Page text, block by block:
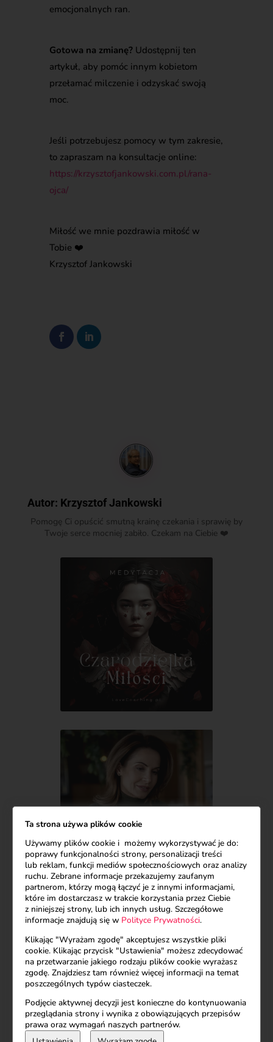
emocjonalnych ran.
Gotowa na zmianę?Udostępnij ten
artykuł, aby pomóc innym kobietom
przełamać milczenie i odzyskać swoją
moc.
Jeśli potrzebujesz pomocy w tym zakresie,
to zapraszam na konsultacje online:
https://krzysztofjankowski.com.pl/rana-
ojca/
Miłość we mnie pozdrawia miłość w
Tobie ❤️
Krzysztof Jankowski
Autor: Krzysztof Jankowski
Pomogę Ci opuścić smutną krainę czekania i sprawię by
Twoje serce mocniej zabiło. Czekam na Ciebie ❤️
Ta strona używa plików cookie
Używamy plików cookie i możemy wykorzystywać je do:
poprawy funkcjonalności strony, personalizacji treści
lub reklam, funkcji mediów społecznościowych oraz analizy
ruchu. Zebrane informacje przekazujemy zaufanym
partnerom, którzy mogą łączyć je z innymi informacjami,
które im dostarczasz w trakcie korzystania przez Ciebie
z niniejszej strony, lub ich innych usług. Szczegółowe
informacje znajdują się w Polityce Prywatności.
Klikając "Wyrażam zgodę" akceptujesz wszystkie pliki
cookie. Klikając przycisk "Ustawienia" możesz zdecydować
na przetwarzanie jakiego rodzaju plików cookie wyrażasz
zgodę. Znajdziesz tam również więcej informacji na temat
poszczególnych typów ciasteczek.
Podjęcie aktywnej decyzji jest konieczne do kontynuowania
przeglądania strony i wynika z obowiązujących przepisów
prawa oraz wymagań naszych partnerów.